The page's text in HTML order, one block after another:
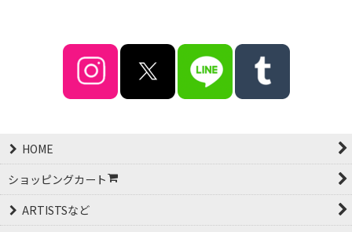
絞り込む
HOME
ショッピングカート
ARTISTSなど